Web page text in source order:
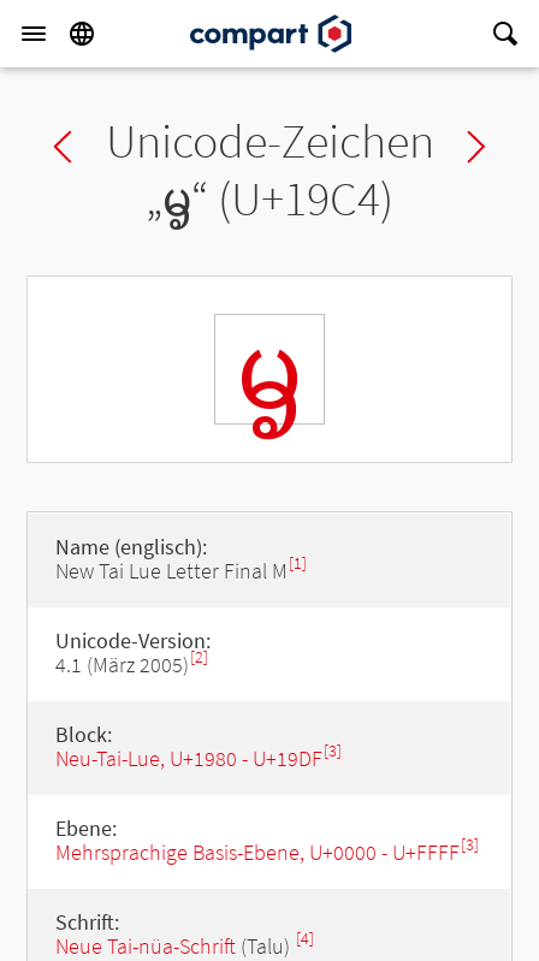
Previous char
Unicode-Zeichen
„ᧄ“ (U+19C4)
ᧄ
Name (englisch):
New Tai Lue Letter Final M [1]
Unicode-Version:
4.1 (März 2005)[2]
Block:
Neu-Tai-Lue, U+1980 - U+19DF[3]
Ebene:
Mehrsprachige Basis-Ebene, U+0000 - U+FFFF[3]
Schrift:
Neue Tai-nüa-Schrift(Talu) [4]